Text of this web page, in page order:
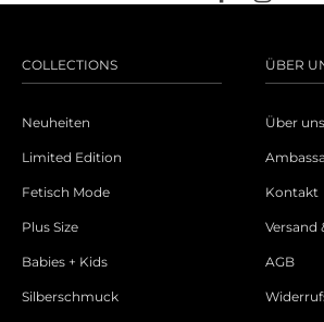
COLLECTIONS
Neuheiten
Limited Edition
Fetisch Mode
Plus Size
Babies + Kids
Silberschmuck
ÜBER
Über uns
Kontakt
Versand
AGB